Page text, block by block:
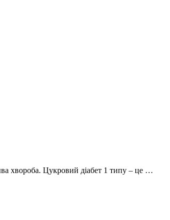
хвороба. Цукровий діабет 1 типу – це …